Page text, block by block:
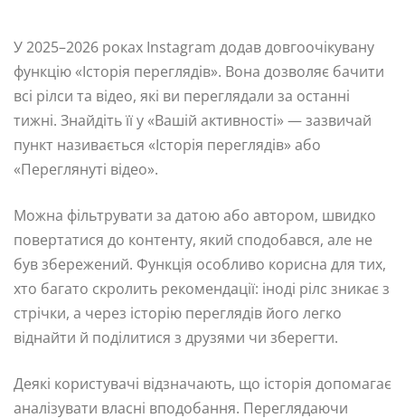
У 2025–2026 роках Instagram додав довгоочікувану
функцію «Історія переглядів». Вона дозволяє бачити
всі рілси та відео, які ви переглядали за останні
тижні. Знайдіть її у «Вашій активності» — зазвичай
пункт називається «Історія переглядів» або
«Переглянуті відео».
Можна фільтрувати за датою або автором, швидко
повертатися до контенту, який сподобався, але не
був збережений. Функція особливо корисна для тих,
хто багато скролить рекомендації: іноді рілс зникає з
стрічки, а через історію переглядів його легко
віднайти й поділитися з друзями чи зберегти.
Деякі користувачі відзначають, що історія допомагає
аналізувати власні вподобання. Переглядаючи